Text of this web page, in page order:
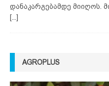
დანაკარგებამდე მიიღოს.
[...]
AGROPLUS